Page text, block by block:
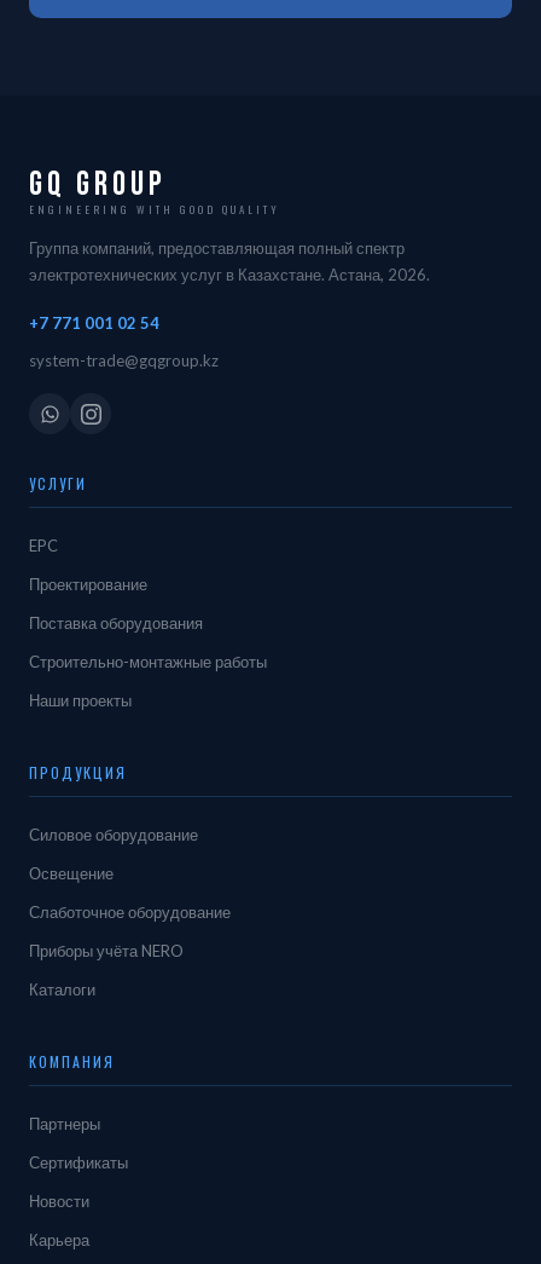
GQ Group
ENGINEERING WITH GOOD QUALITY
Группа компаний, предоставляющая полный спектр
электротехнических услуг в Казахстане. Астана, 2026.
+7 771 001 02 54
system-trade@gqgroup.kz
УСЛУГИ
EPC
Проектирование
Поставка оборудования
Строительно-монтажные работы
Наши проекты
ПРОДУКЦИЯ
Силовое оборудование
Освещение
Слаботочное оборудование
Приборы учёта NERO
Каталоги
КОМПАНИЯ
Партнеры
Сертификаты
Новости
Карьера